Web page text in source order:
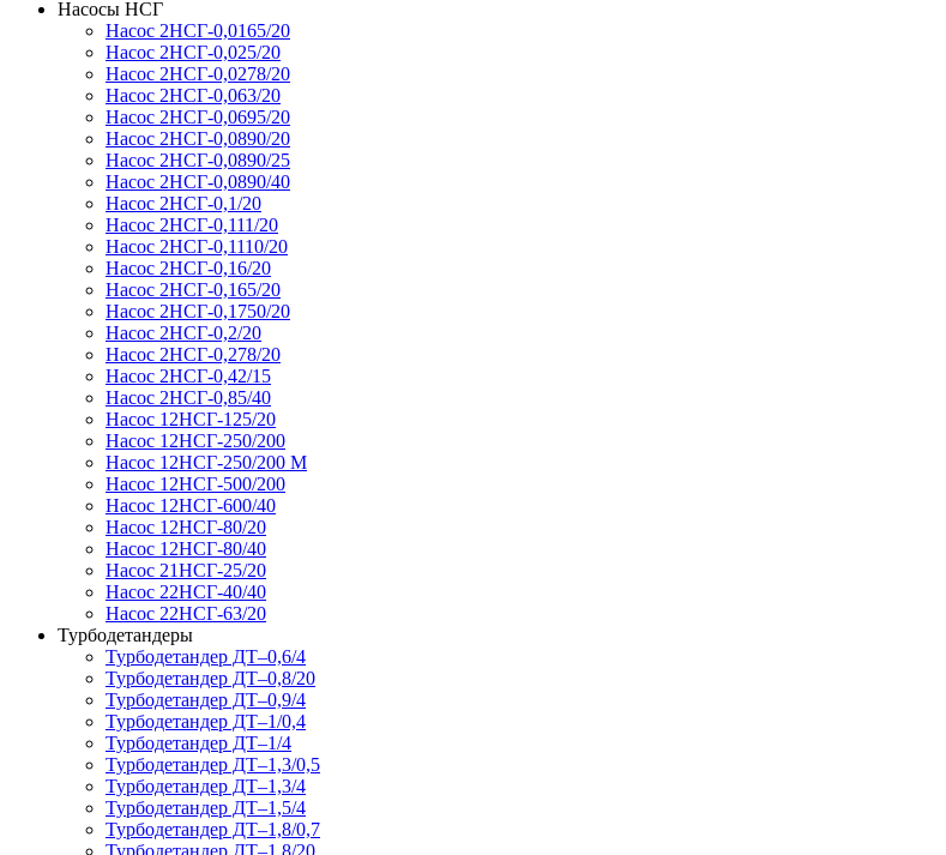
Насосы НСГ
Насос 2НСГ-0,0165/20
Насос 2НСГ-0,025/20
Насос 2НСГ-0,0278/20
Насос 2НСГ-0,063/20
Насос 2НСГ-0,0695/20
Насос 2НСГ-0,0890/20
Насос 2НСГ-0,0890/25
Насос 2НСГ-0,0890/40
Насос 2НСГ-0,1/20
Насос 2НСГ-0,111/20
Насос 2НСГ-0,1110/20
Насос 2НСГ-0,16/20
Насос 2НСГ-0,165/20
Насос 2НСГ-0,1750/20
Насос 2НСГ-0,2/20
Насос 2НСГ-0,278/20
Насос 2НСГ-0,42/15
Насос 2НСГ-0,85/40
Насос 12НСГ-125/20
Насос 12НСГ-250/200
Насос 12НСГ-250/200 М
Насос 12НСГ-500/200
Насос 12НСГ-600/40
Насос 12НСГ-80/20
Насос 12НСГ-80/40
Насос 21НСГ-25/20
Насос 22НСГ-40/40
Насос 22НСГ-63/20
Турбодетандеры
Турбодетандер ДТ–0,6/4
Турбодетандер ДТ–0,8/20
Турбодетандер ДТ–0,9/4
Турбодетандер ДТ–1/0,4
Турбодетандер ДТ–1/4
Турбодетандер ДТ–1,3/0,5
Турбодетандер ДТ–1,3/4
Турбодетандер ДТ–1,5/4
Турбодетандер ДТ–1,8/0,7